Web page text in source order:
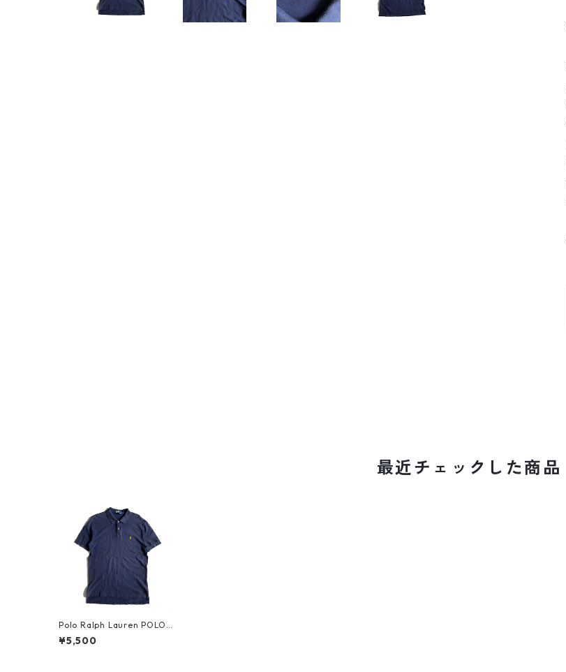
最近チェックした商品
Polo Ralph Lauren POLO s
hirt_7
¥5,500